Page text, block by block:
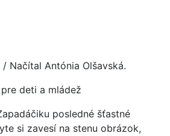
/ Načítal Antónia Olšavská.
pre deti a mládež
posledné šťastné
si zavesí na stenu obrázok,